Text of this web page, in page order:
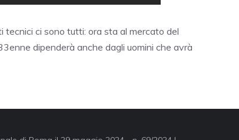
tecnici ci sono tutti: ora sta al mercato del
dipenderà anche dagli uomini che avrà